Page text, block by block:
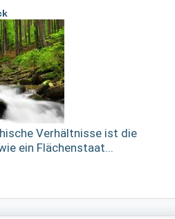
Verhältnisse ist die
ein Flächenstaat...